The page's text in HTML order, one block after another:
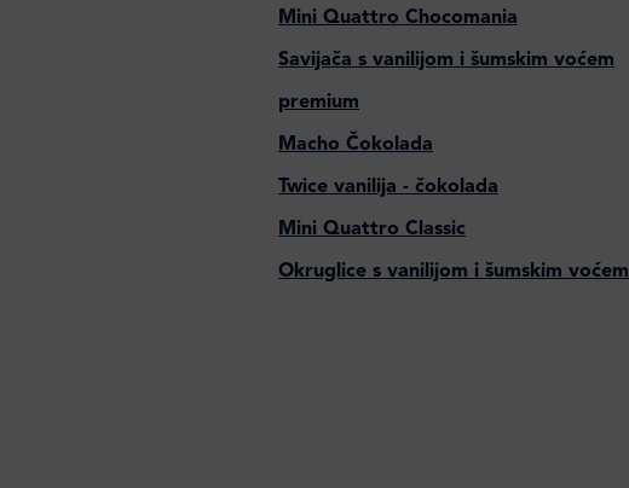
Mini Quattro Chocomania
Savijača s vanilijom i šumskim voćem
premium
Macho Čokolada
Twice vanilija - čokolada
Mini Quattro Classic
Okruglice s vanilijom i šumskim voćem